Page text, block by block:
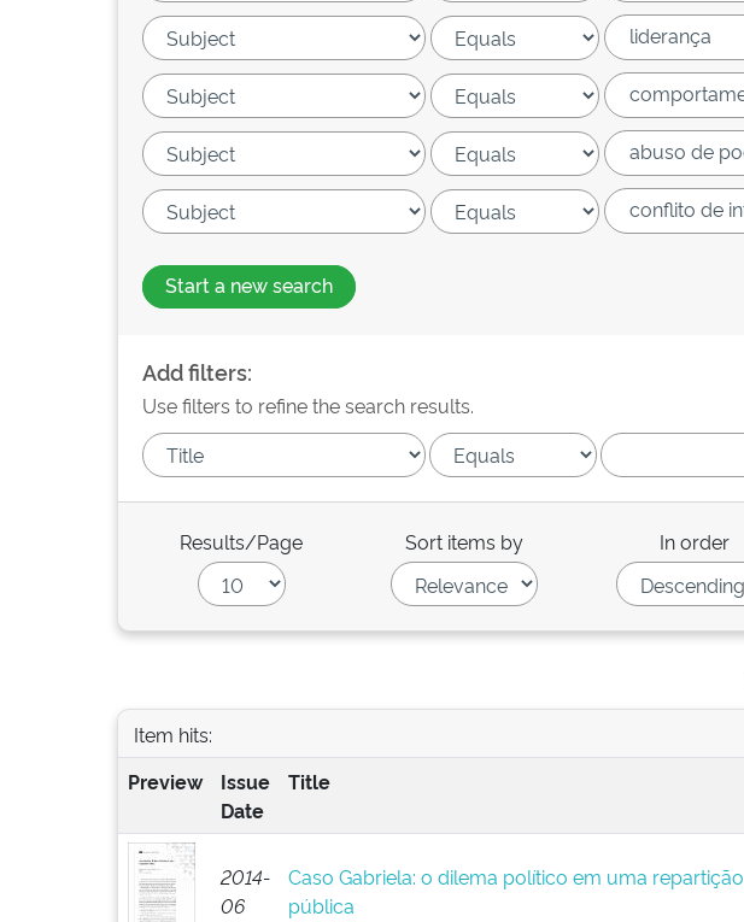
Start a new search
Add filters:
Use filters to refine the search results.
Results/Page Sort items by In order
Item hits:
Preview
Issue
Date
Title
2014-
06
Caso Gabriela: o dilema político em uma repartição
pública